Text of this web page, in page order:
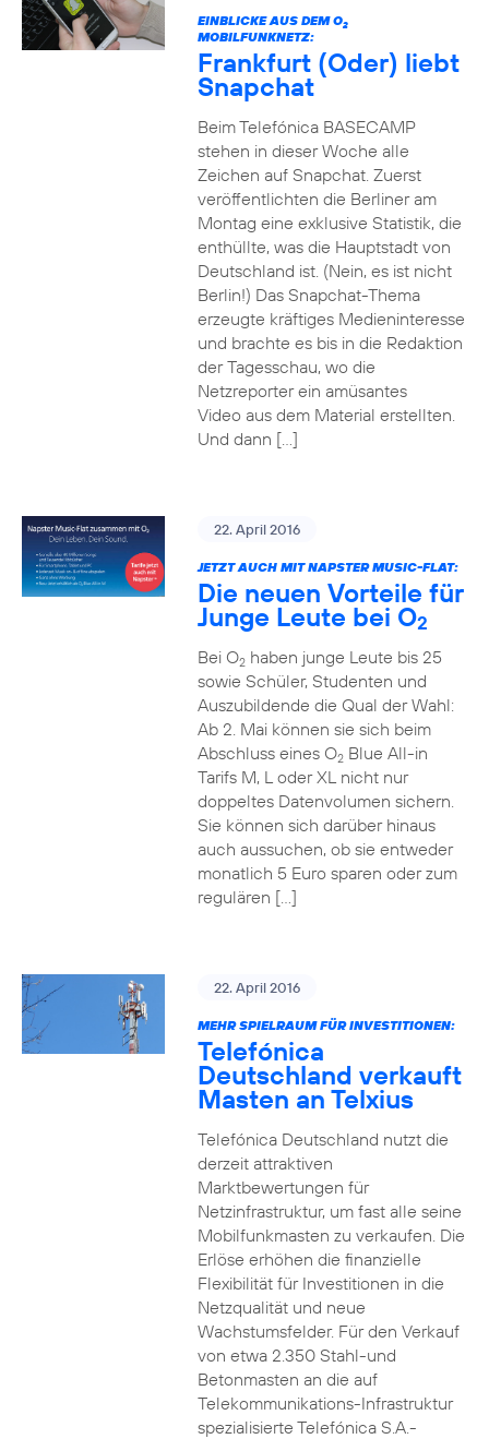
EINBLICKE AUS DEM O2
MOBILFUNKNETZ:
Frankfurt (Oder) liebt
Snapchat
Beim Telefónica BASECAMP
stehen in dieser Woche alle
Zeichen auf Snapchat. Zuerst
veröffentlichten die Berliner am
Montag eine exklusive Statistik, die
enthüllte, was die Hauptstadt von
Deutschland ist. (Nein, es ist nicht
Berlin!) Das Snapchat-Thema
erzeugte kräftiges Medieninteresse
und brachte es bis in die Redaktion
der Tagesschau, wo die
Netzreporter ein amüsantes
Video aus dem Material erstellten.
Und dann […]
22. April 2016
JETZT AUCH MIT NAPSTER MUSIC-FLAT:
Die neuen Vorteile für
Junge Leute bei O2
Bei O2haben junge Leute bis 25
sowie Schüler, Studenten und
Auszubildende die Qual der Wahl:
Ab 2. Mai können sie sich beim
Abschluss eines O2Blue All-in
Tarifs M, L oder XL nicht nur
doppeltes Datenvolumen sichern.
Sie können sich darüber hinaus
auch aussuchen, ob sie entweder
monatlich 5 Euro sparen oder zum
regulären […]
22. April 2016
MEHR SPIELRAUM FÜR INVESTITIONEN:
Telefónica
Deutschland verkauft
Masten an Telxius
Telefónica Deutschland nutzt die
derzeit attraktiven
Marktbewertungen für
Netzinfrastruktur, um fast alle seine
Mobilfunkmasten zu verkaufen. Die
Erlöse erhöhen die finanzielle
Flexibilität für Investitionen in die
Netzqualität und neue
Wachstumsfelder. Für den Verkauf
von etwa 2.350 Stahl-und
Betonmasten an die auf
Telekommunikations-Infrastruktur
spezialisierte Telefónica S.A.-